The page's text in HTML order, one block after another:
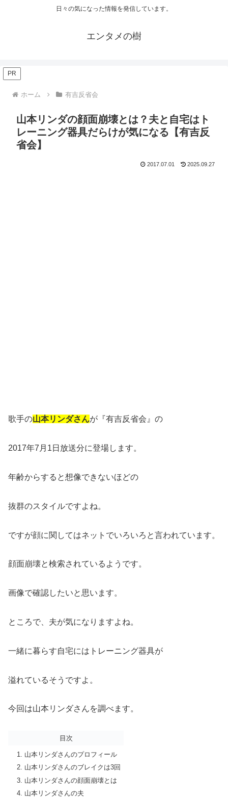
日々の気になった情報を発信しています。
エンタメの樹
PR
ホーム 有吉反省会
山本リンダの顔面崩壊とは？夫と自宅はト
レーニング器具だらけが気になる【有吉反
省会】
2017.07.01 2025.09.27
歌手の山本リンダさんが『有吉反省会』の
2017年7月1日放送分に登場します。
年齢からすると想像できないほどの
抜群のスタイルですよね。
ですが顔に関してはネットでいろいろと言われています。
顔面崩壊と検索されているようです。
画像で確認したいと思います。
ところで、夫が気になりますよね。
一緒に暮らす自宅にはトレーニング器具が
溢れているそうですよ。
今回は山本リンダさんを調べます。
目次
山本リンダさんのプロフィール
山本リンダさんのブレイクは3回
山本リンダさんの顔面崩壊とは
山本リンダさんの夫